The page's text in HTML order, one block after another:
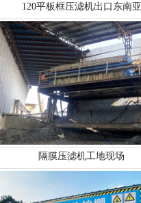
120平板框压滤机出口东南亚
隔膜压滤机工地现场